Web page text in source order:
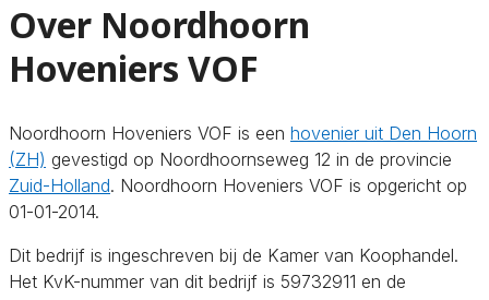
Over Noordhoorn
Hoveniers VOF
Noordhoorn Hoveniers VOF is een hovenier uit Den Hoorn
(ZH) gevestigd op Noordhoornseweg 12 in de provincie
Zuid-Holland. Noordhoorn Hoveniers VOF is opgericht op
01-01-2014.
Dit bedrijf is ingeschreven bij de Kamer van Koophandel.
Het KvK-nummer van dit bedrijf is 59732911 en de